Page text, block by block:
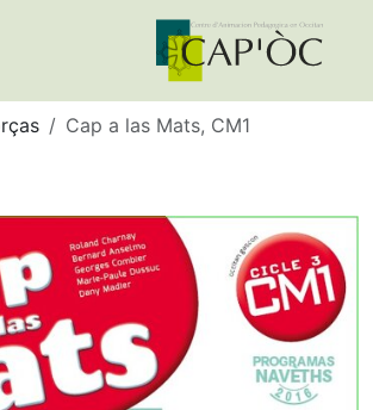
Cap a las Mats, CM1